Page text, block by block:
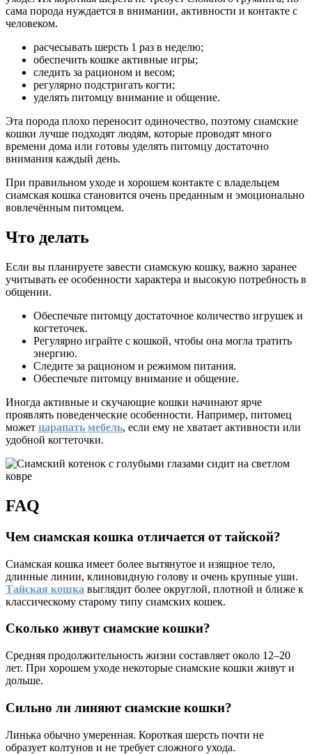
сама порода нуждается в внимании, активности и контакте с
человеком.
расчесывать шерсть 1 раз в неделю;
обеспечить кошке активные игры;
следить за рационом и весом;
регулярно подстригать когти;
уделять питомцу внимание и общение.
Эта порода плохо переносит одиночество, поэтому сиамские
кошки лучше подходят людям, которые проводят много
времени дома или готовы уделять питомцу достаточно
внимания каждый день.
При правильном уходе и хорошем контакте с владельцем
сиамская кошка становится очень преданным и эмоционально
вовлечённым питомцем.
Что делать
Если вы планируете завести сиамскую кошку, важно заранее
учитывать ее особенности характера и высокую потребность в
общении.
Обеспечьте питомцу достаточное количество игрушек и
когтеточек.
Регулярно играйте с кошкой, чтобы она могла тратить
энергию.
Следите за рационом и режимом питания.
Обеспечьте питомцу внимание и общение.
Иногда активные и скучающие кошки начинают ярче
проявлять поведенческие особенности. Например, питомец
может царапать мебель, если ему не хватает активности или
удобной когтеточки.
FAQ
Чем сиамская кошка отличается от тайской?
Сиамская кошка имеет более вытянутое и изящное тело,
длинные линии, клиновидную голову и очень крупные уши.
Тайская кошка выглядит более округлой, плотной и ближе к
классическому старому типу сиамских кошек.
Сколько живут сиамские кошки?
Средняя продолжительность жизни составляет около 12–20
лет. При хорошем уходе некоторые сиамские кошки живут и
дольше.
Сильно ли линяют сиамские кошки?
Линька обычно умеренная. Короткая шерсть почти не
образует колтунов и не требует сложного ухода.